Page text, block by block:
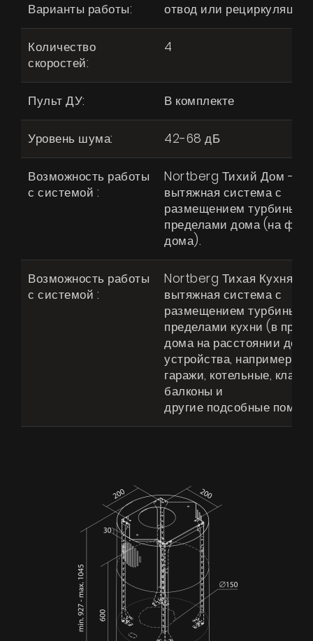
Варианты работы: отвод или рециркуляция
Количество
скоростей:
4
Пульт ДУ: В комплекте
Уровень шума: 42-68 дБ
Возможность работы
с системой :
Nortberg Тихий Дом -
вытяжная система с
размещением турбины за
пределами дома (на
дома).
Возможность работы
с системой :
Nortberg Тихая Кухня -
вытяжная система с
размещением турбины за
пределами кухни (в
дома на расстоянии до 4
устройства, например
гаражи, котельные,
балконы и
другие подсобные